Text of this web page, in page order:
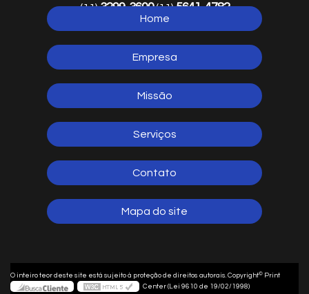
(11)3299-3600(11)5641-4782
5641-1254
Home
Empresa
Missão
Serviços
Contato
Mapa do site
O inteiro teor deste site está sujeito à proteção de direitos autorais. Copyright© Print
Center (Lei 9610 de 19/02/1998)